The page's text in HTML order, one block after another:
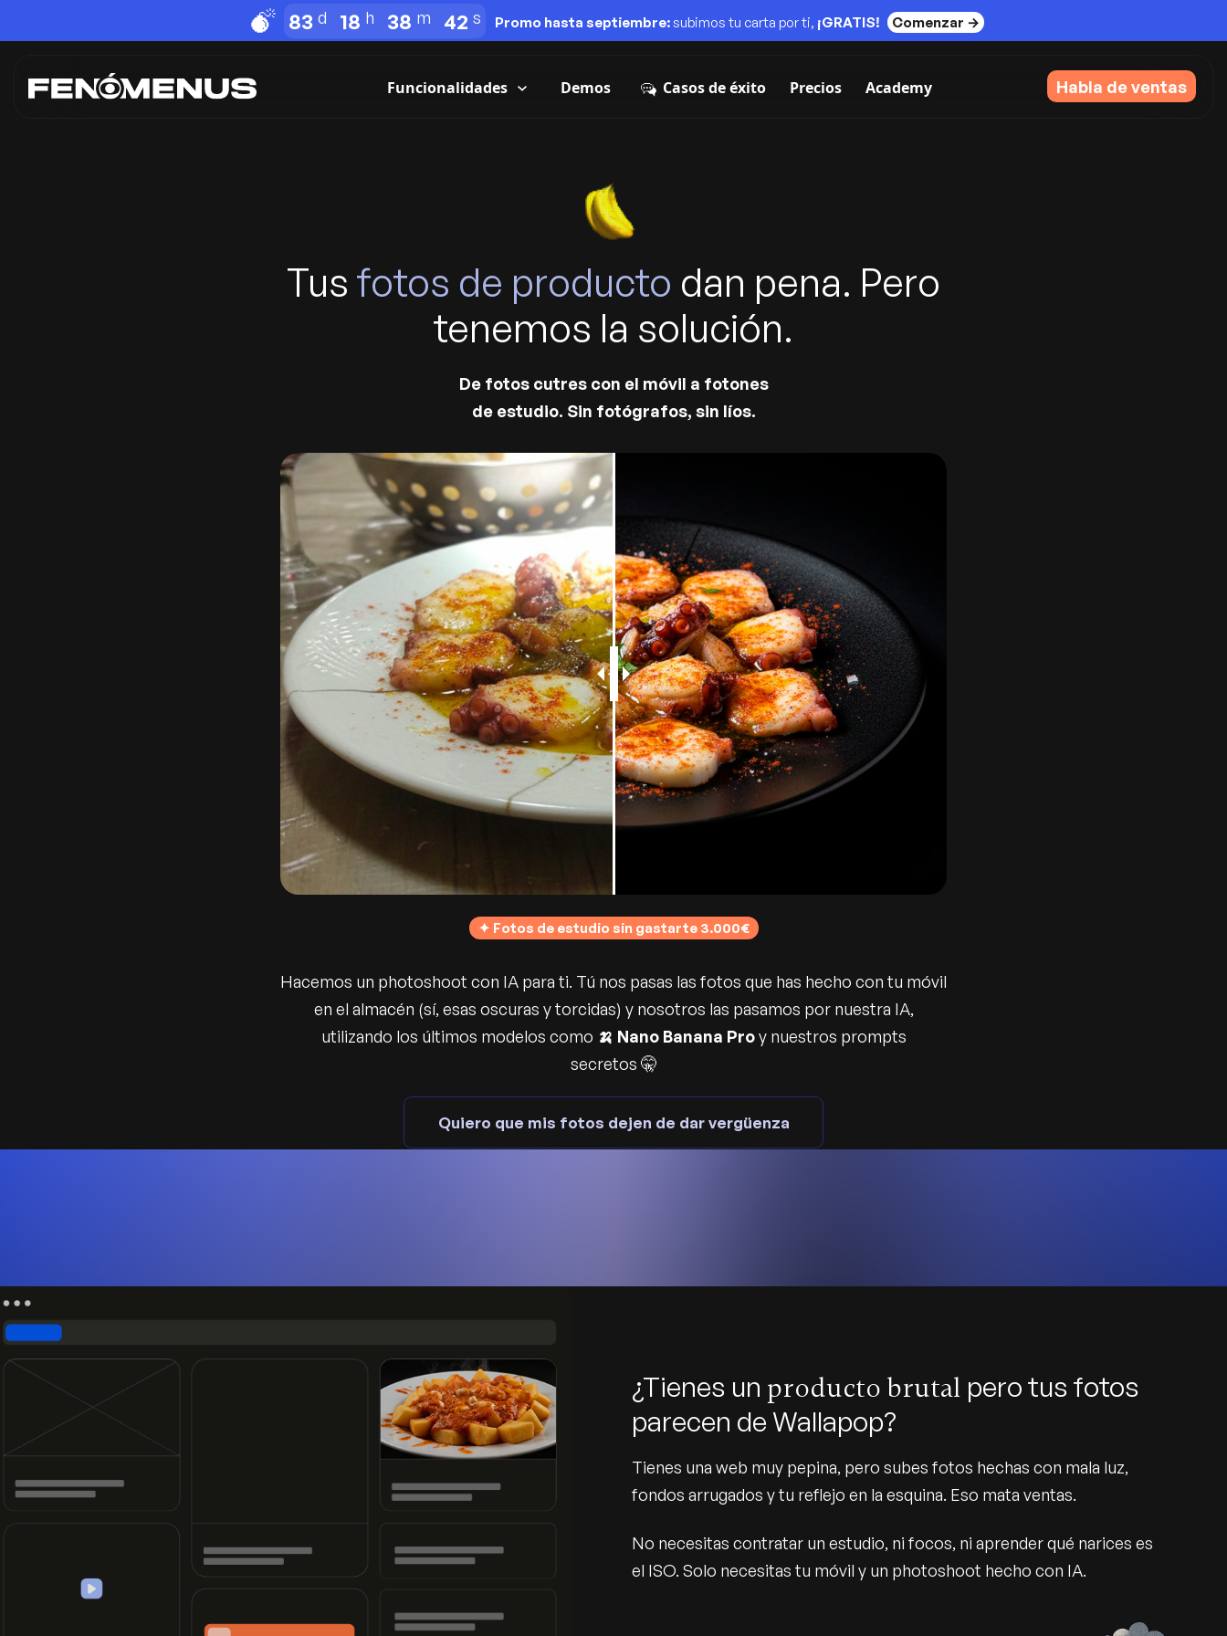
83 18 38 40 Promo hasta septiembre:subimos tu carta por ti, ¡GRATIS! Comenzar →
Funcionalidades Demos Casos de éxito Precios Academy Habla de ventas
Tus fotos de producto dan pena. Pero
tenemos la solución.
De fotos cutres con el móvil a fotones
de estudio. Sin fotógrafos, sin líos.
✦ Fotos de estudio sin gastarte 3.000€
Hacemos un photoshoot con IA para ti. Tú nos pasas las fotos que has hecho con tu móvil
en el almacén (sí, esas oscuras y torcidas) y nosotros las pasamos por nuestra IA,
utilizando los últimos modelos como 🍌 Nano Banana Proy nuestros prompts
secretos 🤫
Quiero que mis fotos dejen de dar vergüenza
¿Tienes un producto brutal pero tus fotos
parecen de Wallapop?
Tienes una web muy pepina, pero subes fotos hechas con mala luz,
fondos arrugados y tu reflejo en la esquina. Eso mata ventas.
No necesitas contratar un estudio, ni focos, ni aprender qué narices es
el ISO. Solo necesitas tu móvil y un photoshoot hecho con IA.